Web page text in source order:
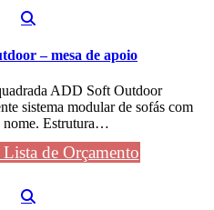
– mesa de apoio
ADD Soft Outdoor
sistema modular de sofás com
nome. Estrutura…
de Orçamento